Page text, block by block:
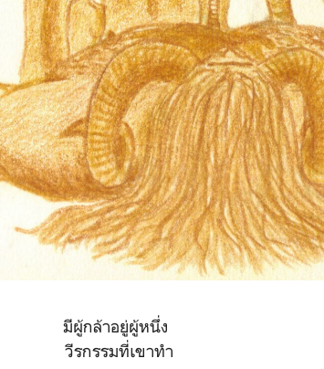
า มีผู้กล้าอยู่ผู้หนึ่ง
วีรกรรมที่เขาทำ